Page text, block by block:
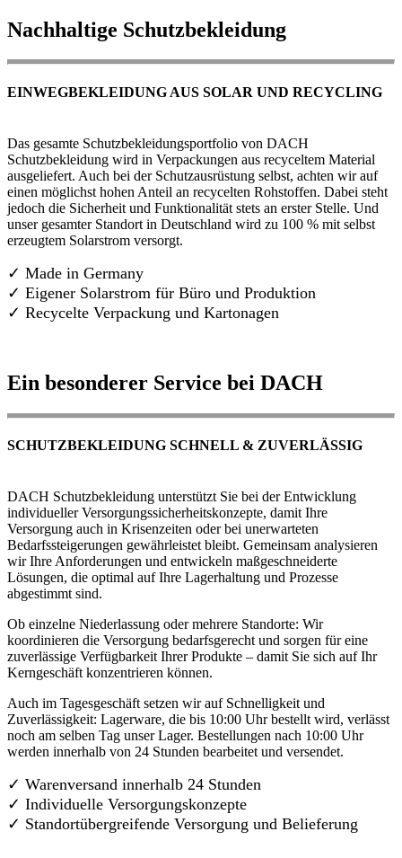
Nachhaltige Schutzbekleidung
EINWEGBEKLEIDUNG AUS SOLAR UND RECYCLING
Das gesamte Schutzbekleidungsportfolio von DACH
Schutzbekleidung wird in Verpackungen aus recyceltem Material
ausgeliefert. Auch bei der Schutzausrüstung selbst, achten wir auf
einen möglichst hohen Anteil an recycelten Rohstoffen. Dabei steht
jedoch die Sicherheit und Funktionalität stets an erster Stelle. Und
unser gesamter Standort in Deutschland wird zu 100 % mit selbst
erzeugtem Solarstrom versorgt.
✓ Made in Germany
✓ Eigener Solarstrom für Büro und Produktion
✓ Recycelte Verpackung und Kartonagen
Ein besonderer Service bei DACH
SCHUTZBEKLEIDUNG SCHNELL & ZUVERLÄSSIG
DACH Schutzbekleidung unterstützt Sie bei der Entwicklung
individueller Versorgungssicherheitskonzepte, damit Ihre
Versorgung auch in Krisenzeiten oder bei unerwarteten
Bedarfssteigerungen gewährleistet bleibt. Gemeinsam analysieren
wir Ihre Anforderungen und entwickeln maßgeschneiderte
Lösungen, die optimal auf Ihre Lagerhaltung und Prozesse
abgestimmt sind.
Ob einzelne Niederlassung oder mehrere Standorte: Wir
koordinieren die Versorgung bedarfsgerecht und sorgen für eine
zuverlässige Verfügbarkeit Ihrer Produkte – damit Sie sich auf Ihr
Kerngeschäft konzentrieren können.
Auch im Tagesgeschäft setzen wir auf Schnelligkeit und
Zuverlässigkeit: Lagerware, die bis 10:00 Uhr bestellt wird, verlässt
noch am selben Tag unser Lager. Bestellungen nach 10:00 Uhr
werden innerhalb von 24 Stunden bearbeitet und versendet.
✓ Warenversand innerhalb 24 Stunden
✓ Individuelle Versorgungskonzepte
✓ Standortübergreifende Versorgung und Belieferung